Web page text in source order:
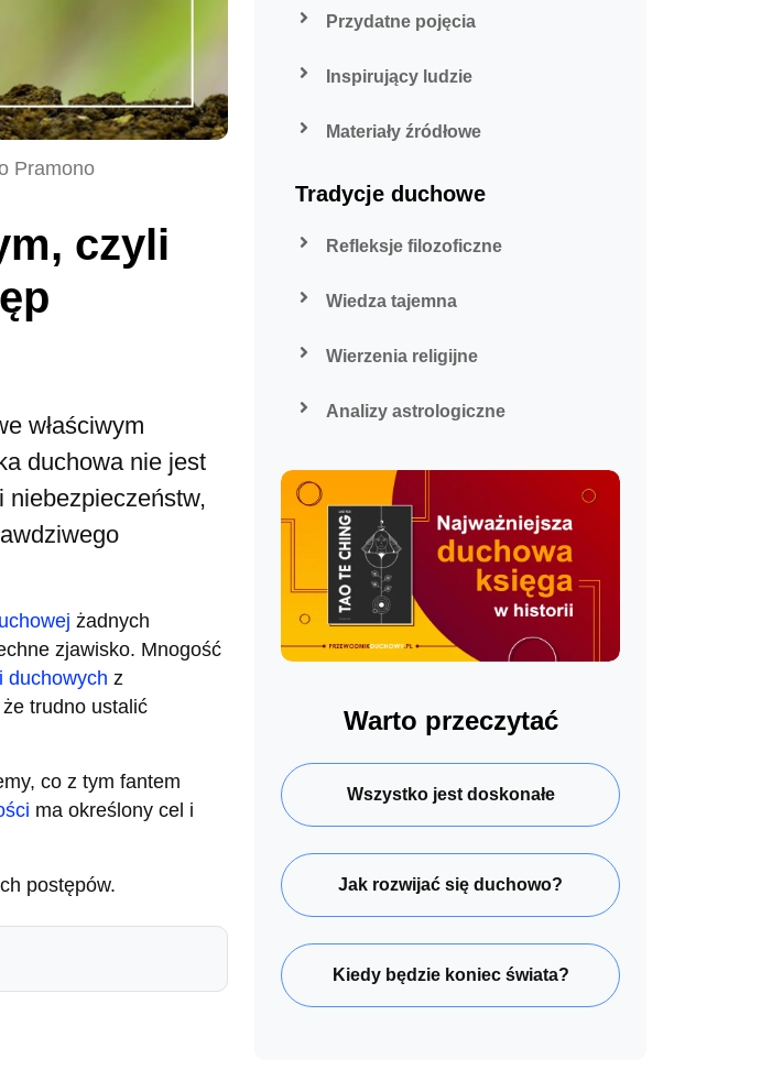
Pramono
czyli
właściwym
duchowa nie jest
niebezpieczeństw,
żadnych
zjawisko. Mnogość
duchowych z
trudno ustalić
co z tym fantem
ma określony cel i
postępów.
Przydatne pojęcia
Inspirujący ludzie
Materiały źródłowe
Tradycje duchowe
Refleksje filozoficzne
Wiedza tajemna
Wierzenia religijne
Analizy astrologiczne
Warto przeczytać
Wszystko jest doskonałe
Jak rozwijać się duchowo?
Kiedy będzie koniec świata?